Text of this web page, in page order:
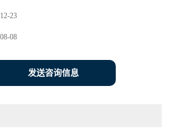
23
08
发送咨询信息